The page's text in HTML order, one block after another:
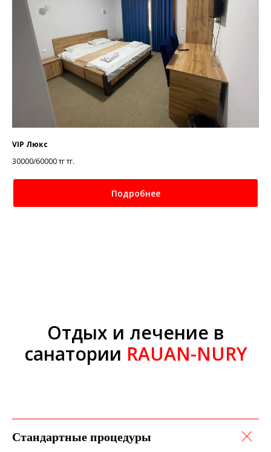
VIP Люкс
30000/60000 тгтг.
Подробнее
Отдых и лечение в
санатории RAUAN-NURY
Стандартные процедуры